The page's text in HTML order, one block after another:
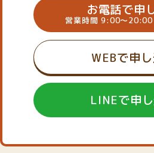
お電話で申
営業時間 9:00～20:00
WEBで申
LINEで申